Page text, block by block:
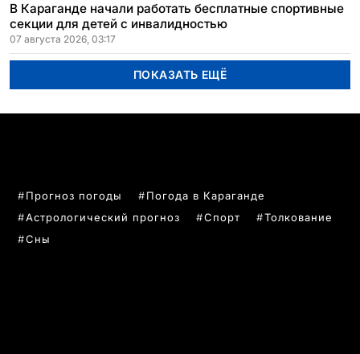
В Караганде начали работать бесплатные спортивные
секции для детей с инвалидностью
07 августа 2026, 03:17
ПОКАЗАТЬ ЕЩЁ
Прогноз погоды
Погода в Караганде
Астрологический прогноз
Спорт
Толкование
Сны